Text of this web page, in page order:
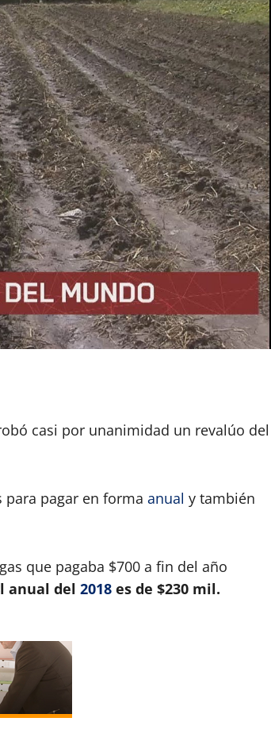
casi por unanimidad un revalúo del
pagar en forma anual y también
que pagaba $700 a fin del año
anual del 2018 es de $230 mil.